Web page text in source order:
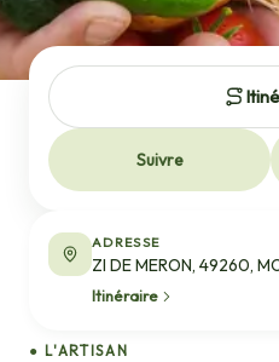
● L'ARTISAN
Suivre
ADRESSE
ZI DE MERON, 49260,
Itinéraire